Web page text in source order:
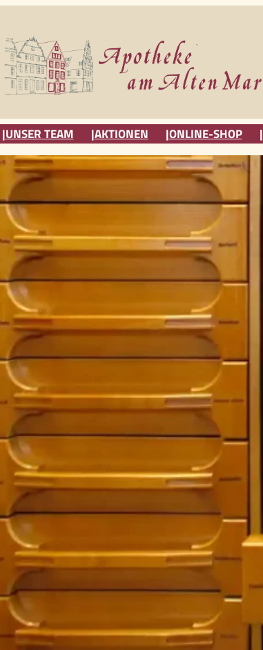
UNSER TEAM AKTIONEN ONLINE-SHOP